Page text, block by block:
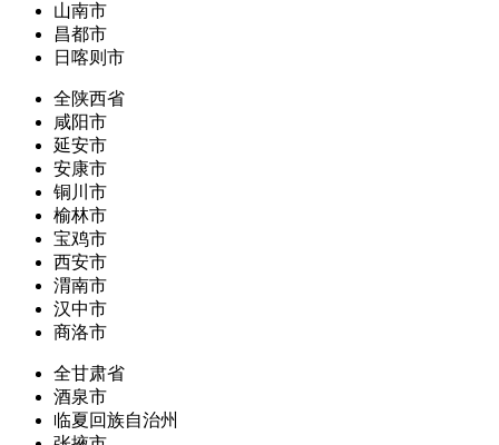
山南市
昌都市
日喀则市
全陕西省
咸阳市
延安市
安康市
铜川市
榆林市
宝鸡市
西安市
渭南市
汉中市
商洛市
全甘肃省
酒泉市
临夏回族自治州